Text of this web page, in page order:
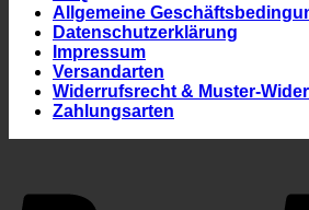
Allgemeine
Datenschutzerklärung
Impressum
Versandarten
Widerrufsrecht & Muster-
Zahlungsarten